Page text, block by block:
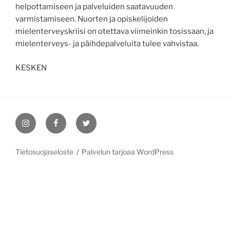
helpottamiseen ja palveluiden saatavuuden
varmistamiseen. Nuorten ja opiskelijoiden
mielenterveyskriisi on otettava viimeinkin tosissaan, ja
mielenterveys- ja päihdepalveluita tulee vahvistaa.
KESKEN
InstagramFacebookTwitter
Tietosuojaseloste Palvelun tarjoaa WordPress